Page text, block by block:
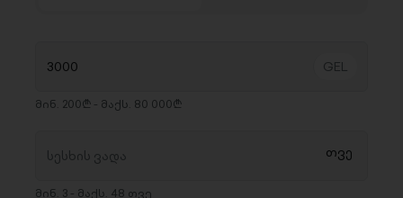
მინ. 200₾ - მაქს. 80 000₾
მინ. 3 - მაქს. 48 თვე